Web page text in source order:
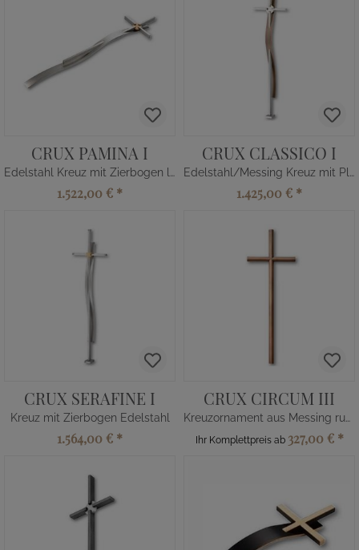
CRUX PAMINA I
Edelstahl Kreuz mit Zierbogen lang
1.522,00 € *
CRUX CLASSICO I
Edelstahl/Messing Kreuz mit Plinthe
1.425,00 € *
CRUX SERAFINE I
Kreuz mit Zierbogen Edelstahl
1.564,00 € *
CRUX CIRCUM III
Kreuzornament aus Messing rund
Ihr Komplettpreis ab 327,00 € *